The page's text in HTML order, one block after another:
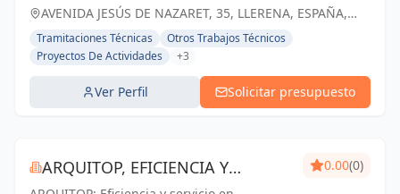
excepcionales y haciendo realidad tus
AVENIDA JESÚS DE NAZARET, 35, LLERENA, ESPAÑA,
España
Tramitaciones Técnicas
Otros Trabajos Técnicos
Proyectos De Actividades
+3
Ver Perfil Solicitar presupuesto
ARQUITOP, EFICIENCIA Y
0.00(0)